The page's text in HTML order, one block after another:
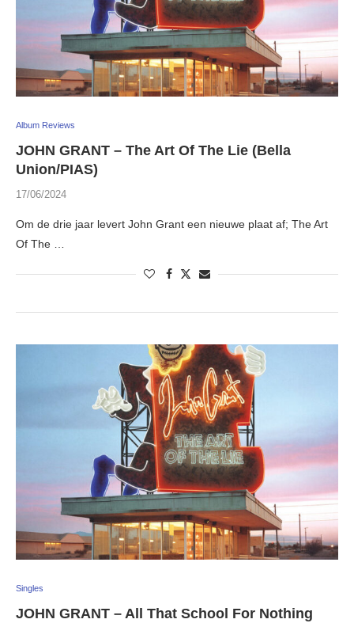
Album Reviews
JOHN GRANT – The Art Of The Lie (Bella
Union/PIAS)
17/06/2024
Om de drie jaar levert John Grant een nieuwe plaat af; The Art
Of The …
Singles
JOHN GRANT – All That School For Nothing